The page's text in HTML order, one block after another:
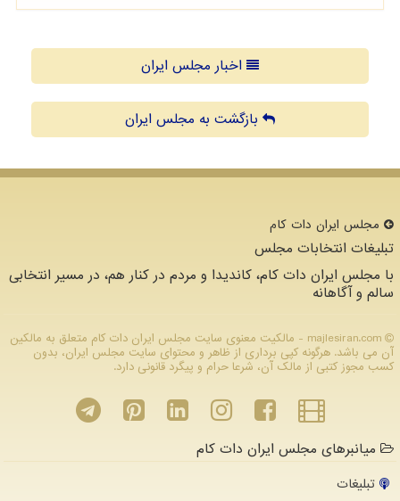
اخبار مجلس ایران
بازگشت به مجلس ایران
مجلس ایران دات كام
تبلیغات انتخابات مجلس
با مجلس ایران دات کام، کاندیدا و مردم در کنار هم، در مسیر انتخابی
سالم و آگاهانه
majlesiran.com - مالکیت معنوی سایت مجلس ایران دات كام متعلق به مالکین
آن می باشد. هرگونه کپی برداری از ظاهر و محتوای سایت مجلس ایران، بدون
کسب مجوز کتبی از مالک آن، شرعا حرام و پیگرد قانونی دارد.
میانبرهای مجلس ایران دات کام
تبلیغات